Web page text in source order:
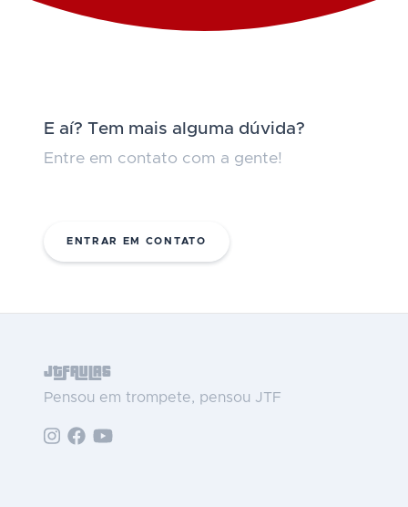
E aí? Tem mais alguma dúvida?
Entre em contato com a gente!
ENTRAR EM CONTATO
JTFAULAS
Pensou em trompete, pensou JTF